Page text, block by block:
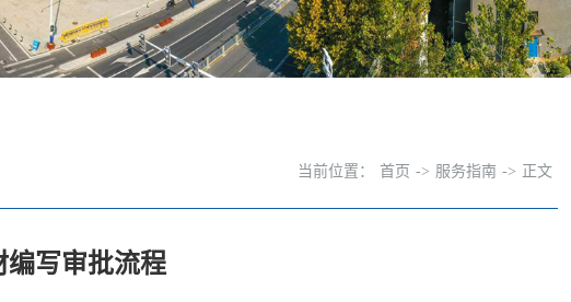
当前位置： 首页 -> 服务指南 -> 正文
写审批流程